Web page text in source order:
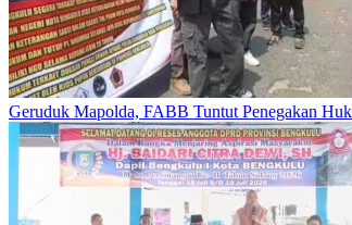
Geruduk Mapolda, FABB Tuntut Penegakan